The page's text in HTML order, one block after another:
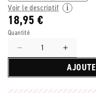
Voir le descriptif
18,95 €
Quantité
Réduire
la
quantité